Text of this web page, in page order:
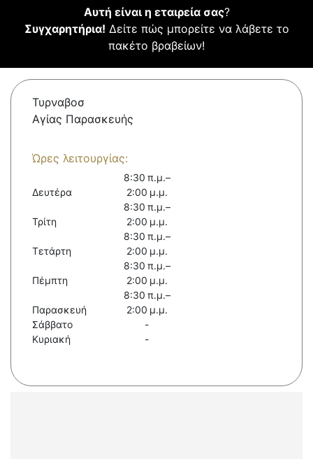
Αυτή είναι η εταιρεία σας?
Συγχαρητήρια! Δείτε πώς μπορείτε να λάβετε το
πακέτο βραβείων!
Τυρναβοσ
Αγίας Παρασκευής
Ώρες λειτουργίας:
Δευτέρα
8:30 π.μ.–
2:00 μ.μ.
Τρίτη
8:30 π.μ.–
2:00 μ.μ.
Τετάρτη
8:30 π.μ.–
2:00 μ.μ.
Πέμπτη
8:30 π.μ.–
2:00 μ.μ.
Παρασκευή
8:30 π.μ.–
2:00 μ.μ.
Σάββατο
-
Κυριακή
-